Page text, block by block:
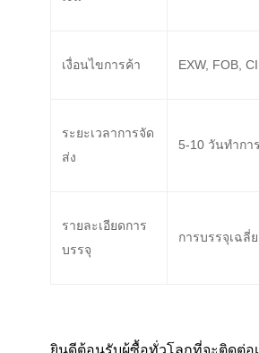
เงื่อนไขการค้า EXW, FOB,
ระยะเวลาการจัด
ส่ง
5-10 วันทํากา
รายละเอียดการ
บรรจุ
การบรรจุเฉลี่
ยินดีต้อนรับผู้ซื้อทั่วโลกที่จะติดต่อ